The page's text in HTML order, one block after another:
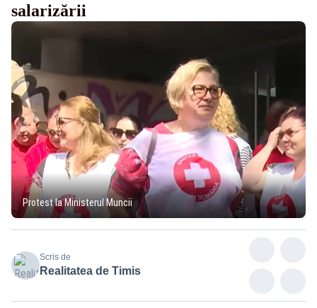
salarizării
Protest la Ministerul Muncii
Scris de
Realitatea de Timis